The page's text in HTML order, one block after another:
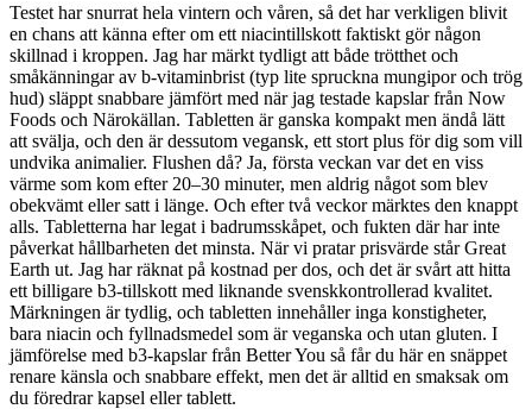
Testet har snurrat hela vintern och våren, så det har verkligen blivit
en chans att känna efter om ett niacintillskott faktiskt gör någon
skillnad i kroppen. Jag har märkt tydligt att både trötthet och
småkänningar av b-vitaminbrist (typ lite spruckna mungipor och trög
hud) släppt snabbare jämfört med när jag testade kapslar från Now
Foods och Närokällan. Tabletten är ganska kompakt men ändå lätt
att svälja, och den är dessutom vegansk, ett stort plus för dig som vill
undvika animalier. Flushen då? Ja, första veckan var det en viss
värme som kom efter 20–30 minuter, men aldrig något som blev
obekvämt eller satt i länge. Och efter två veckor märktes den knappt
alls. Tabletterna har legat i badrumsskåpet, och fukten där har inte
påverkat hållbarheten det minsta. När vi pratar prisvärde står Great
Earth ut. Jag har räknat på kostnad per dos, och det är svårt att hitta
ett billigare b3-tillskott med liknande svenskkontrollerad kvalitet.
Märkningen är tydlig, och tabletten innehåller inga konstigheter,
bara niacin och fyllnadsmedel som är veganska och utan gluten. I
jämförelse med b3-kapslar från Better You så får du här en snäppet
renare känsla och snabbare effekt, men det är alltid en smaksak om
du föredrar kapsel eller tablett.